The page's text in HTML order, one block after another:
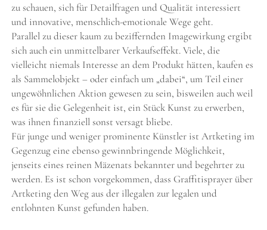
zu schauen, sich für Detailfragen und Qualität interessiert
und innovative, menschlich-emotionale Wege geht.
Parallel zu dieser kaum zu beziffernden Imagewirkung ergibt
sich auch ein unmittelbarer Verkaufseffekt. Viele, die
vielleicht niemals Interesse an dem Produkt hätten, kaufen es
als Sammelobjekt – oder einfach um „dabei“, um Teil einer
ungewöhnlichen Aktion gewesen zu sein, bisweilen auch weil
es für sie die Gelegenheit ist, ein Stück Kunst zu erwerben,
was ihnen finanziell sonst versagt bliebe.
Für junge und weniger prominente Künstler ist Artketing im
Gegenzug eine ebenso gewinnbringende Möglichkeit,
jenseits eines reinen Mäzenats bekannter und begehrter zu
werden. Es ist schon vorgekommen, dass Graffitisprayer über
Artketing den Weg aus der illegalen zur legalen und
entlohnten Kunst gefunden haben.